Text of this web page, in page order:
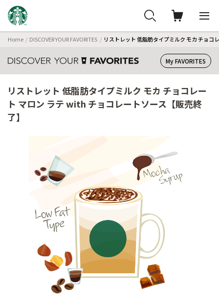
Home DISCOVER YOUR FAVORITES リストレット 低脂肪タイプミルク モカ チョコ
My FAVORITES
リストレット 低脂肪タイプミルク モカ チョコレー
ト マロン ラテ with チョコレートソース【販売終
了】